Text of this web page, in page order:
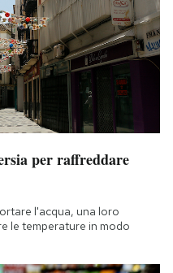
per raffreddare
l'acqua, una loro
le temperature in modo